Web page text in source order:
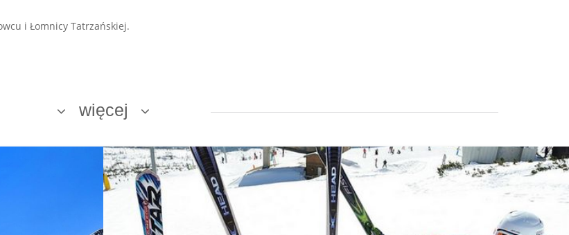
i Łomnicy Tatrzańskiej.
więcej